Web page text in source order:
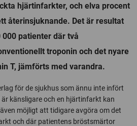
hjärtinfarkter, och elva procent
återinsjuknande. Det är resultat
patienter där två
troponin och det nyare
T, jämförts med varandra.
för de sjukhus som ännu inte infört
känsligare och en hjärtinfarkt kan
möjligt att tidigare avgöra om det
och där patientens bröstsmärtor